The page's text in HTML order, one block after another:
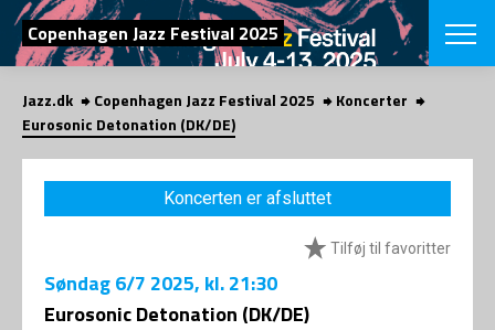
SØG
Copenhagen Jazz Festival 2025
English
VÆLG
VINTERJAZZ
Temaer
LOCATIONS
Jazz.dk Copenhagen Jazz Festival 2025
Koncerter
Eurosonic Detonation (DK/DE)
Koncerten er afsluttet
Tilføj til favoritter
Søndag6/7 2025, kl. 21:30
Eurosonic Detonation (DK/DE)